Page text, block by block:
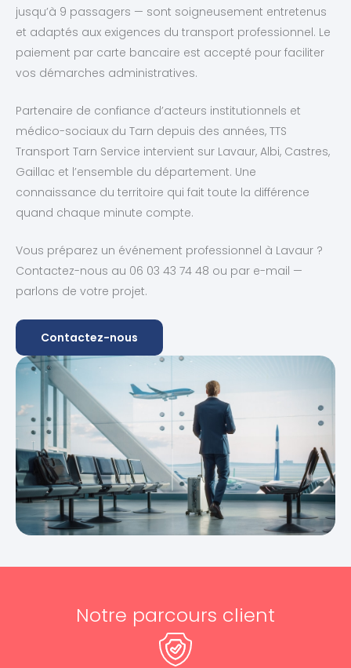
jusqu’à 9 passagers — sont soigneusement entretenus
et adaptés aux exigences du transport professionnel. Le
paiement par carte bancaire est accepté pour faciliter
vos démarches administratives.
Partenaire de confiance d’acteurs institutionnels et
médico-sociaux du Tarn depuis des années, TTS
Transport Tarn Service intervient sur Lavaur, Albi, Castres,
Gaillac et l’ensemble du département. Une
connaissance du territoire qui fait toute la différence
quand chaque minute compte.
Vous préparez un événement professionnel à Lavaur ?
Contactez-nous au 06 03 43 74 48 ou par e-mail —
parlons de votre projet.
Contactez-nous
Notre parcours client